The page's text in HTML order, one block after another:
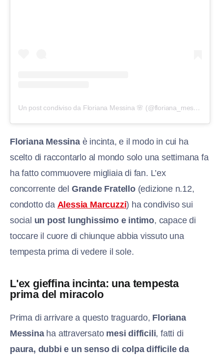
Un post condiviso da Floriana Messina 🌸 (@floriana_messina)
Floriana Messinaè incinta, e il modo in cui ha
scelto di raccontarlo al mondo solo una settimana fa
ha fatto commuovere migliaia di fan. L’ex
concorrente del Grande Fratello(edizione n.12,
condotto da Alessia Marcuzzi) ha condiviso sui
social un post lunghissimo e intimo, capace di
toccare il cuore di chiunque abbia vissuto una
tempesta prima di vedere il sole.
L'ex gieffina incinta: una tempesta
prima del miracolo
Prima di arrivare a questo traguardo, Floriana
Messinaha attraversatomesi difficili, fatti di
paura, dubbi e un senso di colpa difficile da